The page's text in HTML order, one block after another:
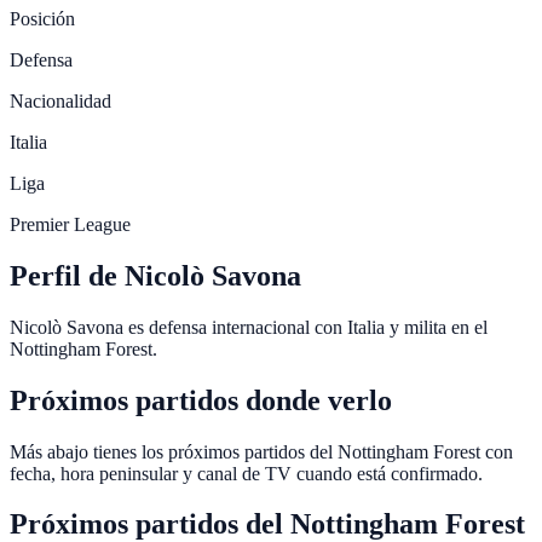
Posición
Defensa
Nacionalidad
Italia
Liga
Premier League
Perfil de Nicolò Savona
Nicolò Savona es defensa internacional con Italia y milita en el
Nottingham Forest.
Próximos partidos donde verlo
Más abajo tienes los próximos partidos del Nottingham Forest con
fecha, hora peninsular y canal de TV cuando está confirmado.
Próximos partidos del Nottingham Forest